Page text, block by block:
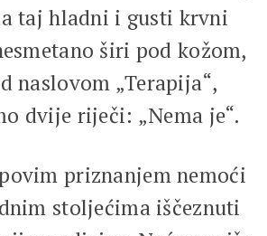
taj hladni i gusti krvni
širi pod kožom,
naslovom „Terapija“,
dvije riječi: „Nema je“.
priznanjem nemoći
stoljećima iščeznuti